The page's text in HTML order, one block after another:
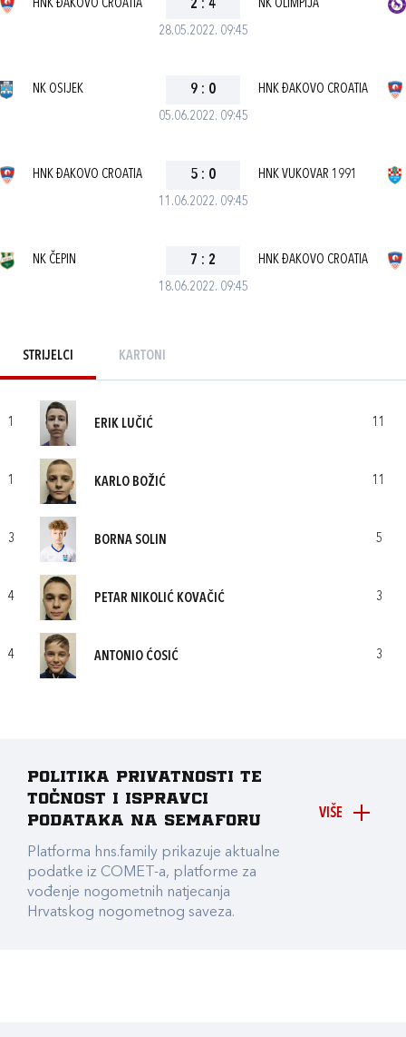
28.05.2022. 09:45
HNK ĐAKOVO CROATIA 2 : 4 NK OLIMPIJA
05.06.2022. 09:45
NK OSIJEK 9 : 0 HNK ĐAKOVO CROATIA
11.06.2022. 09:45
HNK ĐAKOVO CROATIA 5 : 0 HNK VUKOVAR 1991
18.06.2022. 09:45
NK ČEPIN 7 : 2 HNK ĐAKOVO CROATIA
STRIJELCI KARTONI
1 ERIK LUČIĆ 11
1 KARLO BOŽIĆ 11
3 BORNA SOLIN 5
4 PETAR NIKOLIĆ KOVAČIĆ 3
4 ANTONIO ĆOSIĆ 3
VIŠE
Politika privatnosti te
točnost i ispravci
podataka na Semaforu
Platforma hns.family prikazuje aktualne
podatke iz COMET-a, platforme za
vođenje nogometnih natjecanja
Hrvatskog nogometnog saveza.